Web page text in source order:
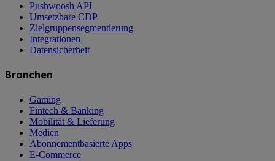
Pushwoosh API
Umsetzbare CDP
Zielgruppensegmentierung
Integrationen
Datensicherheit
Branchen
Gaming
Fintech & Banking
Mobilität & Lieferung
Medien
Abonnementbasierte Apps
E-Commerce